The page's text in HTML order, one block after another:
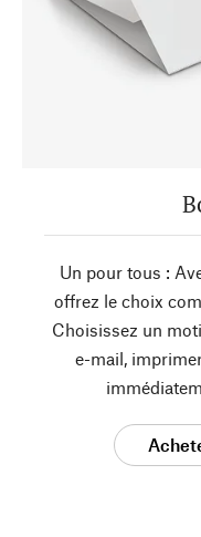
Un pour tous :
offrez le choix
Choisissez un
e-mail,